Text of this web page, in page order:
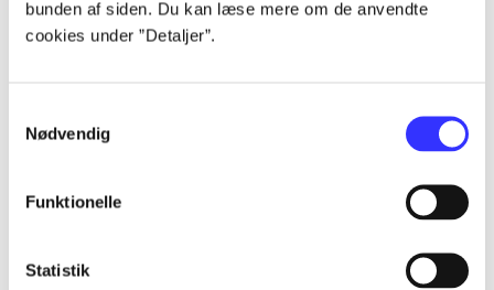
bunden af siden. Du kan læse mere om de anvendte
cookies under ”Detaljer”.
Nødvendig
Funktionelle
Statistik